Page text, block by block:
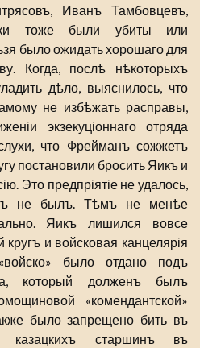
Иванъ Тамбовцевъ,
тоже были убиты или
было ожидать хорошаго для
Когда, послѣ нѣкоторыхъ
дѣло, выяснилось, что
не избѣжать расправы,
экзекуціоннаго отряда
что Фрейманъ сожжетъ
постановили бросить Яикъ и
Это предпріятіе не удалось,
не былъ. Тѣмъ не менѣе
Яикъ лишился вовсе
кругъ и войсковая канцелярія
было отдано подъ
который долженъ былъ
«комендантской»
было запрещено бить въ
казацкихъ старшинъ въ